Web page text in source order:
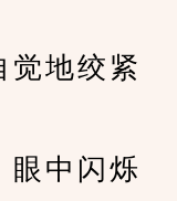
地绞紧
中闪烁